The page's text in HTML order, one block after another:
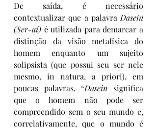
De saída, é necessário
contextualizar que a palavra Dasein
(Ser-aí) é utilizada para demarcar a
distinção da visão metafísica do
homem enquanto um sujeito
solipsista (que possui seu ser nele
mesmo, in natura, a priori), em
poucas palavras, “Dasein significa
que o homem não pode ser
compreendido sem o seu mundo e,
correlativamente, que o mundo é